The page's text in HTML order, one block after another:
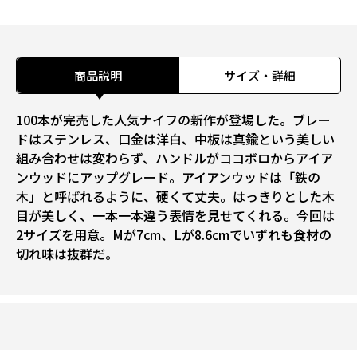
商品説明 サイズ・詳細
100本が完売した人気ナイフの新作が登場した。ブレー
ドはステンレス、口金は洋白、中板は真鍮という美しい
組み合わせは変わらず、ハンドルがココボロからアイア
ンウッドにアップグレード。アイアンウッドは「鉄の
木」と呼ばれるように、硬くて丈夫。はっきりとした木
目が美しく、一本一本違う表情を見せてくれる。今回は
2サイズを用意。Mが7cm、Lが8.6cmでいずれも食材の
切れ味は抜群だ。